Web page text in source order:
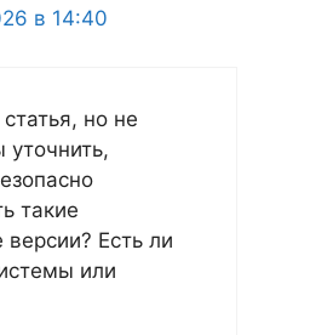
в 14:40
но не
такие
Есть ли
или